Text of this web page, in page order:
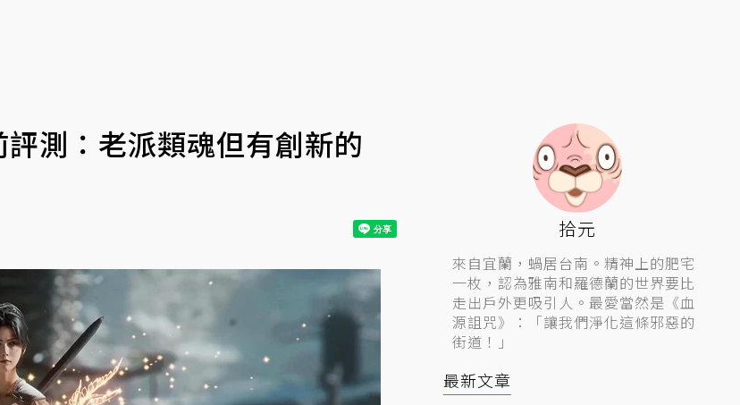
測：老派類魂但有創新的
拾元
來自宜蘭，蝸居台南。精神上的肥宅
一枚，認為雅南和羅德蘭的世界要比
走出戶外更吸引人。最愛當然是《血
源詛咒》：「讓我們淨化這條邪惡的
街道！」
最新文章